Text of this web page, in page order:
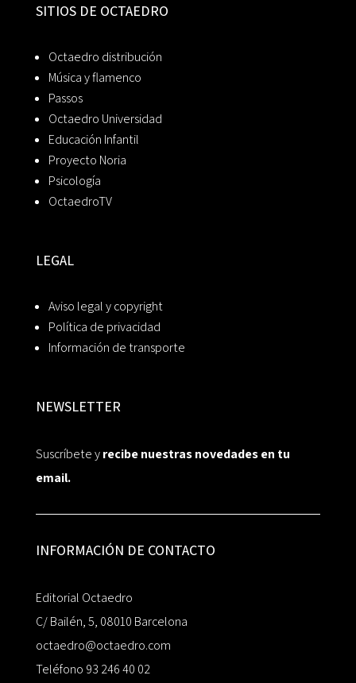
SITIOS DE OCTAEDRO
Octaedro distribución
Música y flamenco
Passos
Octaedro Universidad
Educación Infantil
Proyecto Noria
Psicología
OctaedroTV
LEGAL
Aviso legal y copyright
Política de privacidad
Información de transporte
NEWSLETTER
Suscríbete yrecibe nuestras novedades en tu
email.
INFORMACIÓN DE CONTACTO
Editorial Octaedro
C/ Bailén, 5, 08010 Barcelona
octaedro@octaedro.com
Teléfono 93 246 40 02